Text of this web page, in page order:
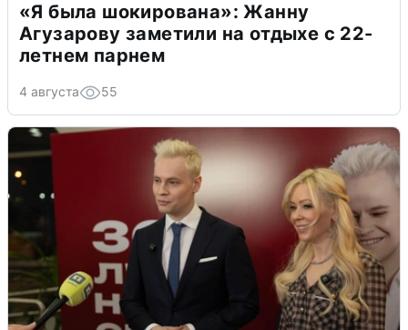
«Я была шокирована»: Жанну
Агузарову заметили на отдыхе с 22-
летнем парнем
4 августа 55